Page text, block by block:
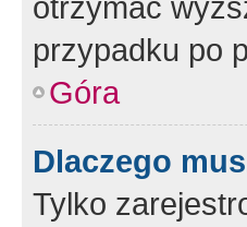
przypadku po
Góra
Dlaczego
Tylko